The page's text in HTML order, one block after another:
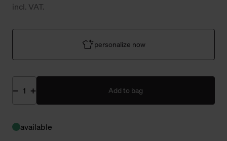
incl. VAT.
personalize now
Add to bag
available